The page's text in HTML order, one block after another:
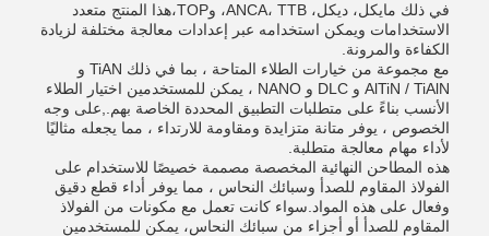
في ذلك مايكل، ديكل، ANCA، TTB، وTOP،هذا المنتج متعدد
الاستخدامات ويمكن استخدامه عبر إعدادات معالجة مختلفة لزيادة
الكفاءة والمرونة.
مع مجموعة من خيارات الطلاء المتاحة ، بما في ذلك TiAN و
AlTiN / TiAlN و DLC و NANO ، يمكن للمستخدمين اختيار الطلاء
الأنسب بناءً على متطلبات التطبيق المحددة الخاصة بهم.,على وجه
الخصوص ، يوفر متانة متزايدة ومقاومة للارتداء ، مما يجعله مثاليًا
لأداء مهام معالجة متطلبة.
هذه المطاحن النهائية المخصصة مصممة خصيصًا للاستخدام على
الفولاذ المقاوم للصدأ وسبائك النحاس ، مما يوفر أداء قطع دقيق
وفعال على هذه المواد.سواء كانت تعمل مع مكونات من الفولاذ
المقاوم للصدأ أو أجزاء من سبائك النحاس، يمكن للمستخدمين